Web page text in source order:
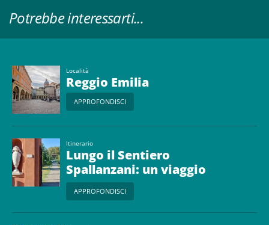
Potrebbe interessarti...
Località
Reggio Emilia
APPROFONDISCI
Itinerario
Lungo il Sentiero
Spallanzani: un viaggio
tra natura e cultura
APPROFONDISCI